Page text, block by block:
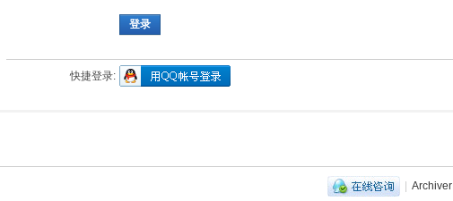
登录
快捷登录:
| Archiver